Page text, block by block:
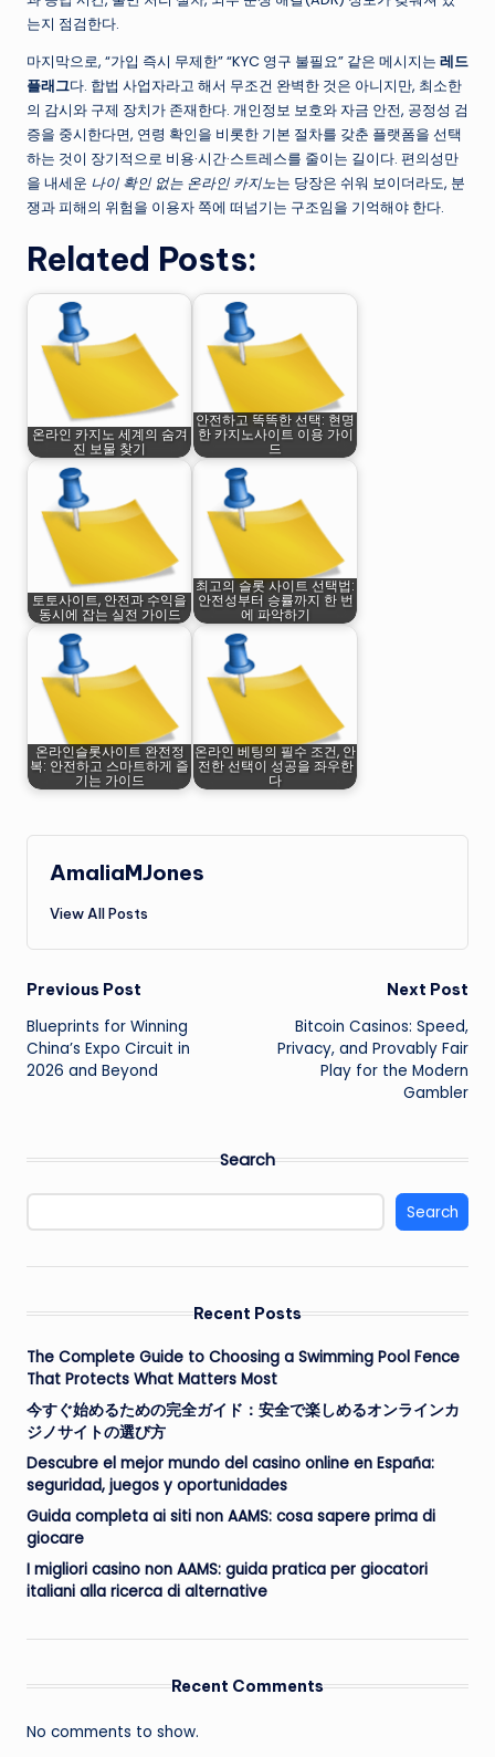
는지 점검한다.
마지막으로, “가입 즉시 무제한” “KYC 영구 불필요” 같은 메시지는 레드
플래그다. 합법 사업자라고 해서 무조건 완벽한 것은 아니지만, 최소한
의 감시와 구제 장치가 존재한다. 개인정보 보호와 자금 안전, 공정성 검
증을 중시한다면, 연령 확인을 비롯한 기본 절차를 갖춘 플랫폼을 선택
하는 것이 장기적으로 비용·시간·스트레스를 줄이는 길이다. 편의성만
을 내세운 나이 확인 없는 온라인 카지노는 당장은 쉬워 보이더라도, 분
쟁과 피해의 위험을 이용자 쪽에 떠넘기는 구조임을 기억해야 한다.
Related Posts:
온라인 카지노 세계의 숨겨
진 보물 찾기
안전하고 똑똑한 선택: 현명
한 카지노사이트 이용 가이
드
토토사이트, 안전과 수익을
동시에 잡는 실전 가이드
최고의 슬롯 사이트 선택법:
안전성부터 승률까지 한 번
에 파악하기
온라인슬롯사이트 완전정
복: 안전하고 스마트하게 즐
기는 가이드
온라인 베팅의 필수 조건, 안
전한 선택이 성공을 좌우한
다
AmaliaMJones
View All Posts
Post
navigation
Previous Post
Blueprints for Winning
China’s Expo Circuit in
2026 and Beyond
Next Post
Bitcoin Casinos: Speed,
Privacy, and Provably Fair
Play for the Modern
Gambler
Search
Search
Recent Posts
The Complete Guide to Choosing a Swimming Pool Fence
That Protects What Matters Most
今すぐ始めるための完全ガイド：安全で楽しめるオンラインカ
ジノサイトの選び方
Descubre el mejor mundo del casino online en España:
seguridad, juegos y oportunidades
Guida completa ai siti non AAMS: cosa sapere prima di
giocare
I migliori casino non AAMS: guida pratica per giocatori
italiani alla ricerca di alternative
Recent Comments
No comments to show.